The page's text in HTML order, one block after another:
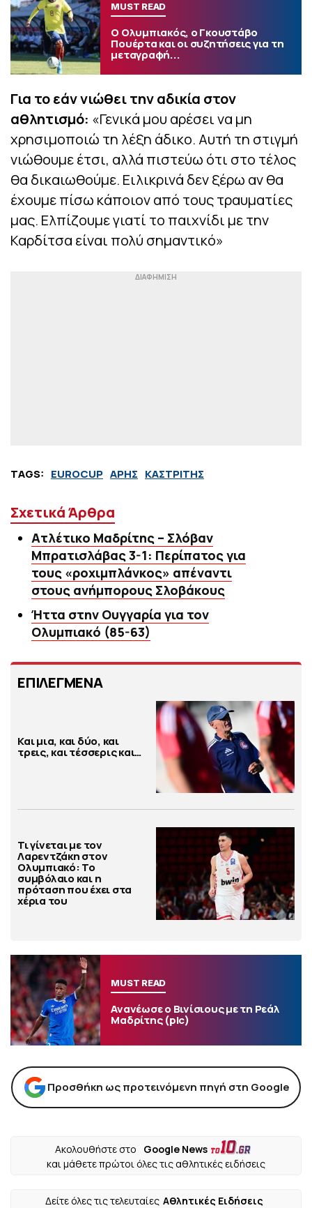
MUST READ
Ο Ολυμπιακός, ο Γκουστάβο
Πουέρτα και οι συζητήσεις για τη
μεταγραφή...
Για το εάν νιώθει την αδικία στον
αθλητισμό: «Γενικά μου αρέσει να μη
χρησιμοποιώ τη λέξη άδικο. Αυτή τη στιγμή
νιώθουμε έτσι, αλλά πιστεύω ότι στο τέλος
θα δικαιωθούμε. Ειλικρινά δεν ξέρω αν θα
έχουμε πίσω κάποιον από τους τραυματίες
μας. Ελπίζουμε γιατί το παιχνίδι με την
Καρδίτσα είναι πολύ σημαντικό»
TAGS: EUROCUP ΑΡΗΣ ΚΑΣΤΡΙΤΗΣ
Σχετικά Άρθρα
Ατλέτικο Μαδρίτης – Σλόβαν
Μπρατισλάβας 3-1: Περίπατος για
τους «ροχιμπλάνκος» απέναντι
στους ανήμπορους Σλοβάκους
Ήττα στην Ουγγαρία για τον
Ολυμπιακό (85-63)
ΕΠΙΛΕΓΜΕΝΑ
Και μια, και δύο, και
τρεις, και τέσσερις και…
Τι γίνεται με τον
Λαρεντζάκη στον
Ολυμπιακό: Το
συμβόλαιο και η
πρόταση που έχει στα
χέρια του
MUST READ
Ανανέωσε ο Βινίσιους με τη Ρεάλ
Μαδρίτης (pic)
Προσθήκη ως προτεινόμενη πηγή στη Google
Ακολουθήστε στο
Google News
και μάθετε πρώτοι όλες τις αθλητικές ειδήσεις
Δείτε όλες τις τελευταίες Αθλητικές Ειδήσεις